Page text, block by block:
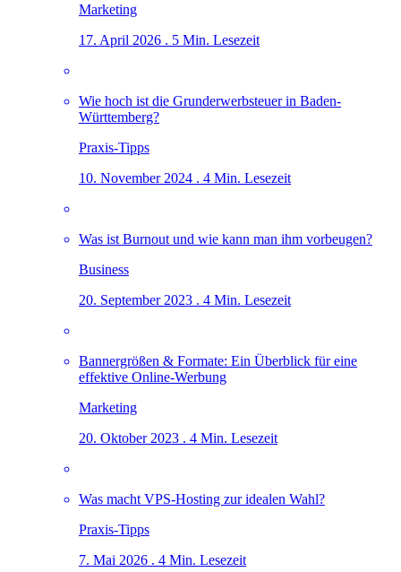
Marketing
17. April 2026 . 5 Min. Lesezeit
Wie hoch ist die Grunderwerbsteuer in Baden-
Württemberg?
Praxis-Tipps
10. November 2024 . 4 Min. Lesezeit
Was ist Burnout und wie kann man ihm vorbeugen?
Business
20. September 2023 . 4 Min. Lesezeit
Bannergrößen & Formate: Ein Überblick für eine
effektive Online-Werbung
Marketing
20. Oktober 2023 . 4 Min. Lesezeit
Was macht VPS-Hosting zur idealen Wahl?
Praxis-Tipps
7. Mai 2026 . 4 Min. Lesezeit